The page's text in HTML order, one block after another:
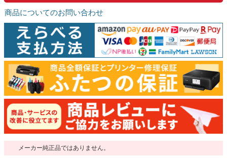
商品についてのお問い合わせ
メーカー純正品ではありません。